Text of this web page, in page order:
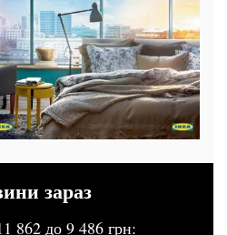
зараз
862 до 9 486 грн: